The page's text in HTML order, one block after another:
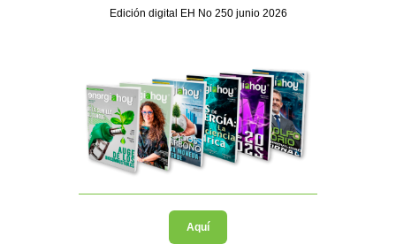
Edición digital EH No 250 junio 2026
Aquí